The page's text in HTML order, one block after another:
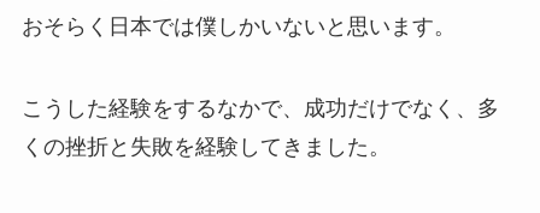
おそらく日本では僕しかいないと思います。
こうした経験をするなかで、成功だけでなく、多
くの挫折と失敗を経験してきました。